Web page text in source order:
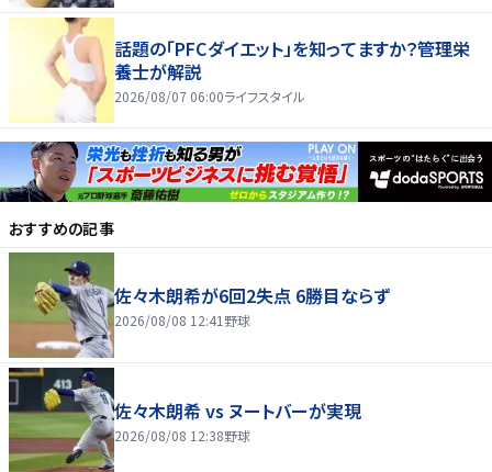
話題の「PFCダイエット」を知ってますか？管理栄
養士が解説
2026/08/07 06:00ライフスタイル
おすすめの記事
佐々木朗希が6回2失点 6勝目ならず
2026/08/08 12:41 野球
佐々木朗希 vs ヌートバーが実現
2026/08/08 12:38野球